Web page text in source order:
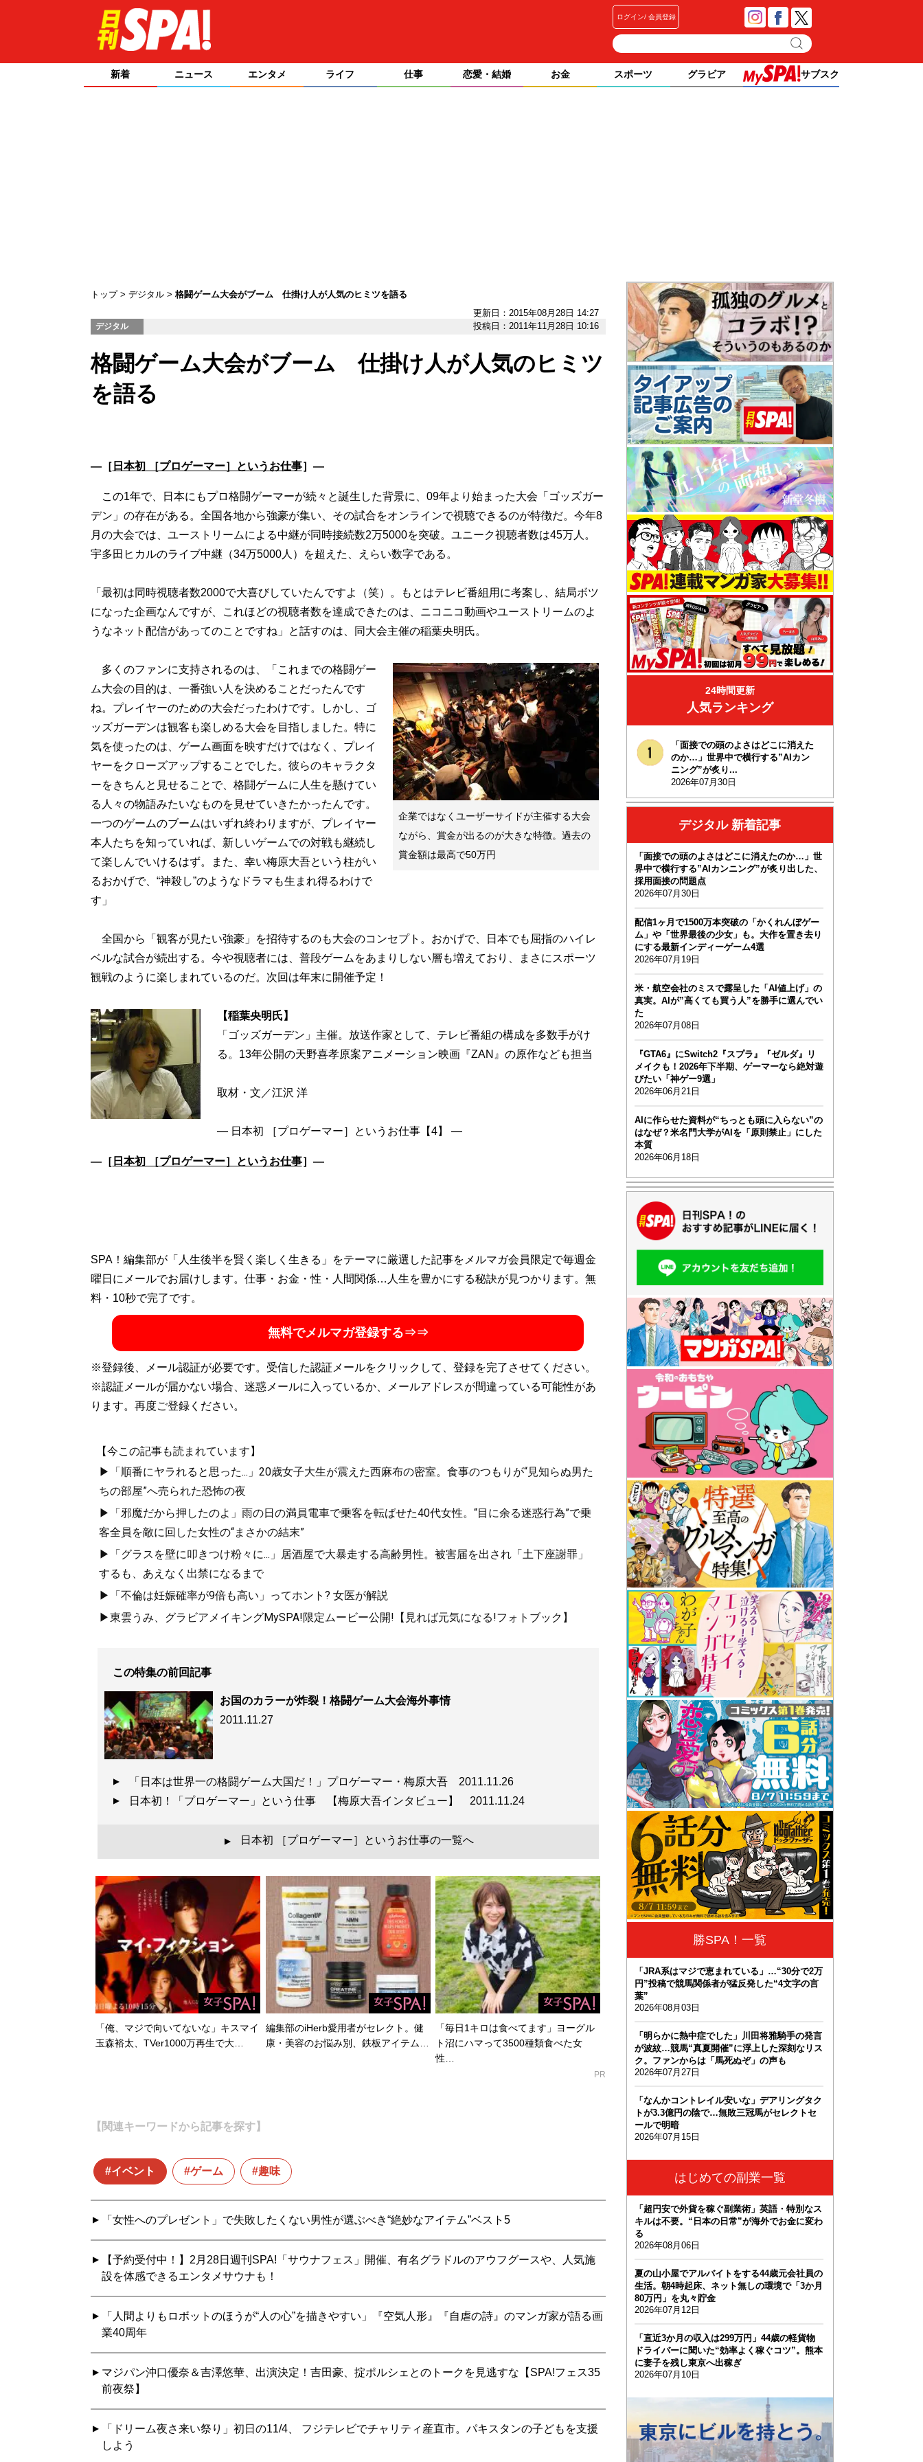
ログイン 会員登録
新着 ニュース エンタメ ライフ 仕事 恋愛・結婚 お金 スポーツ グラビア サブスク
トップ デジタル
格闘ゲーム大会がブーム 仕掛け人が人気のヒミツを語る
更新日：2015年08月28日 14:27
デジタル 投稿日：2011年11月28日 10:16
格闘ゲーム大会がブーム 仕掛け人が人気のヒミツ
を語る
―［ 日本初 ［プロゲーマー］というお仕事］―
この1年で、日本にもプロ格闘ゲーマーが続々と誕生した背景に、09年より始まった大会「ゴッズガー
デン」の存在がある。全国各地から強豪が集い、その試合をオンラインで視聴できるのが特徴だ。今年8
月の大会では、ユーストリームによる中継が同時接続数2万5000を突破。ユニーク視聴者数は45万人。
宇多田ヒカルのライブ中継（34万5000人）を超えた、えらい数字である。
「最初は同時視聴者数2000で大喜びしていたんですよ（笑）。もとはテレビ番組用に考案し、結局ボツ
になった企画なんですが、これほどの視聴者数を達成できたのは、ニコニコ動画やユーストリームのよ
うなネット配信があってのことですね」と話すのは、同大会主催の稲葉央明氏。
企業ではなくユーザーサイドが主催する大会
ながら、賞金が出るのが大きな特徴。過去の
賞金額は最高で50万円
多くのファンに支持されるのは、「これまでの格闘ゲー
ム大会の目的は、一番強い人を決めることだったんです
ね。プレイヤーのための大会だったわけです。しかし、ゴ
ッズガーデンは観客も楽しめる大会を目指しました。特に
気を使ったのは、ゲーム画面を映すだけではなく、プレイ
ヤーをクローズアップすることでした。彼らのキャラクタ
ーをきちんと見せることで、格闘ゲームに人生を懸けてい
る人々の物語みたいなものを見せていきたかったんです。
一つのゲームのブームはいずれ終わりますが、プレイヤー
本人たちを知っていれば、新しいゲームでの対戦も継続し
て楽しんでいけるはず。また、幸い梅原大吾という柱がい
るおかげで、“神殺し”のようなドラマも生まれ得るわけで
す」
全国から「観客が見たい強豪」を招待するのも大会のコンセプト。おかげで、日本でも屈指のハイレ
ベルな試合が続出する。今や視聴者には、普段ゲームをあまりしない層も増えており、まさにスポーツ
観戦のように楽しまれているのだ。次回は年末に開催予定！
【稲葉央明氏】
「ゴッズガーデン」主催。放送作家として、テレビ番組の構成を多数手がけ
る。13年公開の天野喜孝原案アニメーション映画『ZAN』の原作なども担当
取材・文／江沢 洋
― 日本初 ［プロゲーマー］というお仕事【4】 ―
―［ 日本初 ［プロゲーマー］というお仕事］―
SPA！編集部が「人生後半を賢く楽しく生きる」をテーマに厳選した記事をメルマガ会員限定で毎週金
曜日にメールでお届けします。仕事・お金・性・人間関係…人生を豊かにする秘訣が見つかります。無
料・10秒で完了です。
無料でメルマガ登録する⇒⇒
※登録後、メール認証が必要です。受信した認証メールをクリックして、登録を完了させてください。
※認証メールが届かない場合、迷惑メールに入っているか、メールアドレスが間違っている可能性があ
ります。再度ご登録ください。
【今この記事も読まれています】
▶「順番にヤラれると思った...」20歳女子大生が震えた西麻布の密室。食事のつもりが“見知らぬ男た
ちの部屋”へ売られた恐怖の夜
▶「邪魔だから押したのよ」雨の日の満員電車で乗客を転ばせた40代女性。“目に余る迷惑行為”で乗
客全員を敵に回した女性の“まさかの結末”
▶「グラスを壁に叩きつけ粉々に...」居酒屋で大暴走する高齢男性。被害届を出され「土下座謝罪」
するも、あえなく出禁になるまで
▶「不倫は妊娠確率が9倍も高い」ってホント? 女医が解説
▶東雲うみ、グラビアメイキングMySPA!限定ムービー公開!【見れば元気になる!フォトブック】
この特集の前回記事
お国のカラーが炸裂！格闘ゲーム大会海外事情
2011.11.27
「日本は世界一の格闘ゲーム大国だ！」プロゲーマー・梅原大吾 2011.11.26
日本初！「プロゲーマー」という仕事 【梅原大吾インタビュー】 2011.11.24
▲ 日本初 ［プロゲーマー］というお仕事の一覧へ
「俺、マジで向いてないな」キスマイ
玉森裕太、TVer1000万再生で大…
編集部のiHerb愛用者がセレクト。健
康・美容のお悩み別、鉄板アイテム…
「毎日1キロは食べてます」ヨーグル
ト沼にハマって3500種類食べた女
性…
PR
【関連キーワードから記事を探す】
イベント ゲーム 趣味
「女性へのプレゼント」で失敗したくない男性が選ぶべき“絶妙なアイテム”ベスト5
【予約受付中！】2月28日週刊SPA!「サウナフェス」開催、有名グラドルのアウフグースや、人気施
設を体感できるエンタメサウナも！
「人間よりもロボットのほうが“人の心”を描きやすい」『空気人形』『自虐の詩』のマンガ家が語る画
業40周年
マジパン沖口優奈＆吉澤悠華、出演決定！吉田豪、掟ポルシェとのトークを見逃すな【SPA!フェス35
前夜祭】
「ドリーム夜さ来い祭り」初日の11/4、 フジテレビでチャリティ産直市。パキスタンの子どもを支援
しよう
24時間更新
人気ランキング
「面接での頭のよさはどこに消えた
のか…」世界中で横行する”AIカン
ニング”が炙り...
2026年07月30日
デジタル 新着記事
「面接での頭のよさはどこに消えたのか…」世
界中で横行する”AIカンニング”が炙り出した、
採用面接の問題点
2026年07月30日
配信1ヶ月で1500万本突破の「かくれんぼゲー
ム」や「世界最後の少女」も。大作を置き去り
にする最新インディーゲーム4選
2026年07月19日
米・航空会社のミスで露呈した「AI値上げ」の
真実。AIが”高くても買う人”を勝手に選んでい
た
2026年07月08日
『GTA6』にSwitch2『スプラ』『ゼルダ』リ
メイクも！2026年下半期、ゲーマーなら絶対遊
びたい「神ゲー9選」
2026年06月21日
AIに作らせた資料が“ちっとも頭に入らない”の
はなぜ？米名門大学がAIを「原則禁止」にした
本質
2026年06月18日
勝SPA！一覧
「JRA系はマジで恵まれている」…“30分で2万
円”投稿で競馬関係者が猛反発した“4文字の言
葉”
2026年08月03日
「明らかに熱中症でした」川田将雅騎手の発言
が波紋…競馬“真夏開催”に浮上した深刻なリス
ク。ファンからは「馬死ぬぞ」の声も
2026年07月27日
「なんかコントレイル安いな」デアリングタク
トが3.3億円の陰で…無敗三冠馬がセレクトセ
ールで明暗
2026年07月15日
はじめての副業一覧
「超円安で外貨を稼ぐ副業術」英語・特別なス
キルは不要。“日本の日常”が海外でお金に変わ
る
2026年08月06日
夏の山小屋でアルバイトをする44歳元会社員の
生活。朝4時起床、ネット無しの環境で「3か月
80万円」を丸々貯金
2026年07月12日
「直近3か月の収入は299万円」44歳の軽貨物
ドライバーに聞いた“効率よく稼ぐコツ”。熊本
に妻子を残し東京へ出稼ぎ
2026年07月10日